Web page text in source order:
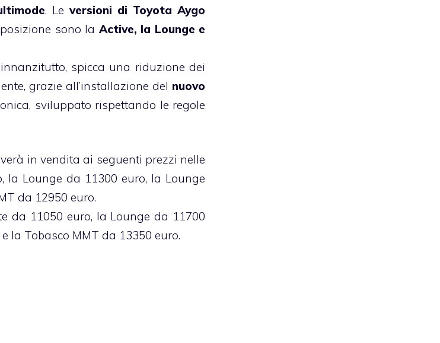
. Le versioni di Toyota Aygo
sono la Active, la Lounge e
spicca una riduzione dei
grazie all’installazione del nuovo
sviluppato rispettando le regole
in vendita ai seguenti prezzi nelle
la Lounge da 11300 euro, la Lounge
da 12950 euro.
da 11050 euro, la Lounge da 11700
la Tobasco MMT da 13350 euro.